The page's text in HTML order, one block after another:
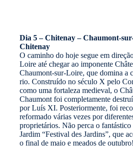
Dia 5 – Chitenay – Chaumont-
Chitenay
O caminho do hoje segue em
Loire até chegar ao imponente
Chaumont-sur-Loire, que domina a
rio. Construído no século X pelo
como uma fortaleza medieval, o
Chaumont foi completamente
por Luís XI. Posteriormente, foi
reformado várias vezes por
proprietários. Não perca o
Jardim “Festival des Jardins”, que
o final de maio e meados de outubro!